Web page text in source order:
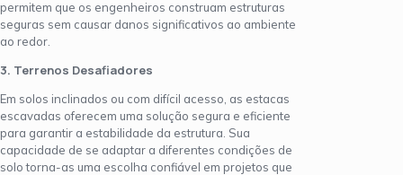
permitem que os engenheiros construam estruturas
seguras sem causar danos significativos ao ambiente
ao redor.
3. Terrenos Desafiadores
Em solos inclinados ou com difícil acesso, as estacas
escavadas oferecem uma solução segura e eficiente
para garantir a estabilidade da estrutura. Sua
capacidade de se adaptar a diferentes condições de
solo torna-as uma escolha confiável em projetos que